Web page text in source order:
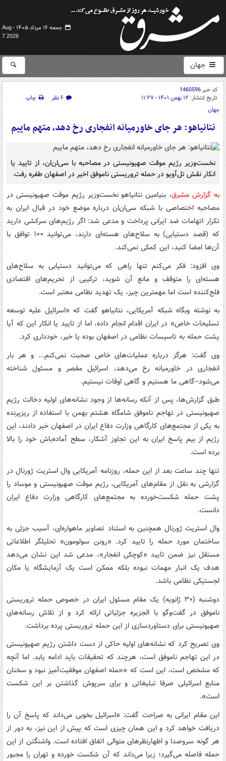
جمعه ۱۶ مرداد ۱۴۰۵ -
Aug
7 2026
جهان
کد خبر1460596
تاریخ انتشار: ۱۲ بهمن ۱۴۰۱ - ۱۱:۲۷ ۶ نظر
چاپ
جهان
نتانیاهو: هر جای خاورمیانه انفجاری رخ دهد، متهم ماییم
نخست‌وزیر رژیم موقت صهیونیستی در مصاحبه با سی‌ان‌ان، از تایید یا
انکار نقش تل‌آویو در حمله تروریستی ناموفق اخیر در اصفهان طفره رفت.
به گزارش مشرق، بنیامین نتانیاهو نخست‌وزیر رژیم موقت صهیونیستی در
مصاحبه اختصاصی با شبکه سی‌ان‌ان درباره موضع خود در قبال ایران به
تکرار اتهامات ضد ایرانی پرداخت و مدعی شد: اگر رژیم‌های سرکشی دارید
که (قصد دستیابی) به سلاح‌های هسته‌ای دارند، می‌توانید ۱۰۰ توافق با
آن‌ها امضا کنید، این کمکی نمی‌کند.
وی افزود: فکر می‌کنم تنها راهی که می‌توانید دستیابی به سلاح‌های
هسته‌ای را متوقف و مانع آن شوید، ترکیبی از تحریم‌های اقتصادی
فلج‌کننده است اما مهمترین چیز، یک تهدید نظامی معتبر است.
به نوشته وبگاه شبکه آمریکایی، نتانیاهو گفت که «اسرائیل علیه توسعه
تسلیحات خاص» در ایران اقدام انجام داده، اما از تایید یا انکار این که آیا
پشت حمله به تاسیسات نظامی در اصفهان بوده یا خیر، خودداری کرد.
وی گفت: هرگز درباره عملیات‌های خاص صحبت نمی‌کنم... و هر بار
انفجاری در خاورمیانه رخ می‌دهد، اسرائیل مقصر و مسئول شناخته
می‌شود--گاهی ما هستیم و گاهی اوقات نیستیم.
طبق گزارش‌ها، پس از آنکه رسانه‌ها از وجود نشانه‌های اولیه دخالت رژیم
صهیونیستی در تهاجم ناموفق شامگاه هشتم بهمن با استفاده از ریزپرنده
به یکی از مجتمع‌های کارگاهی وزارت دفاع ایران در اصفهان خبر دادند، این
رژیم از بیم پاسخ ایران به این تجاوز آشکار، سطح آماده‌باش خود را بالا
برده است.
تنها چند ساعت بعد از این حمله، روزنامه آمریکایی وال استریت ژورنال در
گزارشی به نقل از مقام‌های آمریکایی، رژیم موقت صهیونیستی و موساد را
پشت حمله شکست‌خورده به مجتمع‌های کارگاهی وزارت دفاع ایران
دانست.
وال استریت ژورنال همچنین به استناد تصاویر ماهواره‌ای، آسیب جزئی به
ساختمان مورد حمله را تایید کرد. «رونن سولومون» تحلیلگر اطلاعاتی
مستقل نیز ضمن تایید «کوچکی انفجار»، مدعی شد این نشان می‌دهد
هدف یک انبار مهمات نبوده بلکه ممکن است یک آزمایشگاه یا مکان
لجستیکی نظامی باشد.
دوشنبه (۳۰ ژانویه) یک مقام مسئول ایران در خصوص حمله تروریستی
ناموفق در گفت‌وگو با الجزیره جزئیاتی ارائه کرد و از تلاش رسانه‌های
صهیونیستی برای دستاوردسازی از این حمله تروریستی پرده برداشت.
وی تصریح کرد که نشانه‌های اولیه حاکی از دست داشتن رژیم صهیونیستی
در این تهاجم ناموفق است، هرچند که تحقیقات باید ادامه یابد. اما آنچه
که مشخص است، این است که «حمله اصفهان موفقیت‌آمیز نبود و سخنان
منابع اسرائیلی صرفا تبلیغاتی و برای سرپوش گذاشتن بر این شکست
است».
این مقام ایرانی به صراحت گفت: «اسرائیل بخوبی می‌داند که پاسخ آن را
دریافت خواهد کرد و این همان چیزی است که پیش از این نیز، به دور از
هر گونه سروصدا و اظهارنظرهای متوالی اتفاق افتاده است. واشنگتن از این
حمله فاصله می‌گیرد؛ زیرا می‌داند که آن شکست خورده و تهران را مجبور